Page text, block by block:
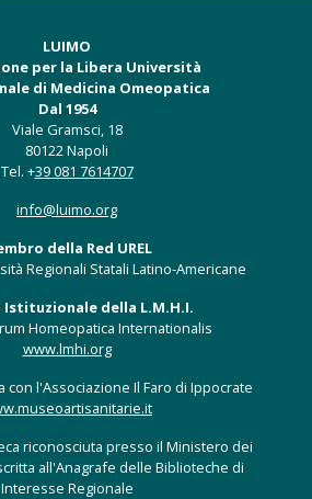
LUIMO
per la Libera Università
di Medicina Omeopatica
Dal 1954
Viale Gramsci, 18
80122 Napoli
Tel. +39 081 7614707
info@luimo.org
della Red UREL
Regionali Statali Latino-Americane
Istituzionale della L.M.H.I.
Homeopatica Internationalis
www.lmhi.org
con l'Associazione Il Faro di Ippocrate
riconosciuta presso il Ministero dei
all'Anagrafe delle Biblioteche di
Interesse Regionale